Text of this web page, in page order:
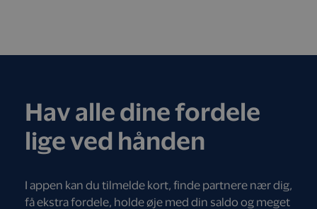
Hav alle dine fordele
lige ved hånden
I appen kan du tilmelde kort, finde partnere nær dig,
få ekstra fordele, holde øje med din saldo og meget